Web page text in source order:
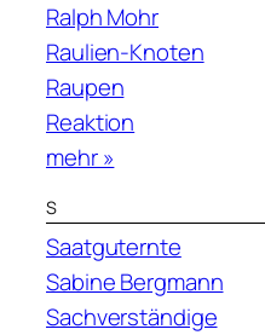
Ralph Mohr
Raulien-Knoten
Raupen
Reaktion
mehr »
S
Saatguternte
Sabine Bergmann
Sachverständige